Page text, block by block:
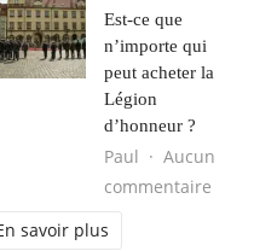
Incorporer un panier en osier
Est-ce que
n’importe qui
peut acheter la
Légion
d’honneur ?
Paul
Aucun
commentaire
savoir plus